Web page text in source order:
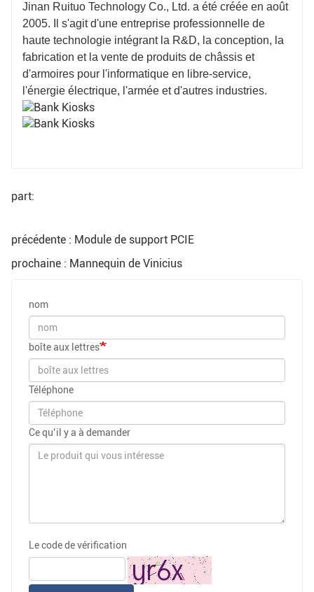
Jinan Ruituo Technology Co., Ltd. a été créée en août
2005. Il s'agit d'une entreprise professionnelle de
haute technologie intégrant la R&D, la conception, la
fabrication et la vente de produits de châssis et
d'armoires pour l'informatique en libre-service,
l'énergie électrique, l'armée et d'autres industries.
part:
précédente : Module de support PCIE
prochaine : Mannequin de Vinicius
nom
boîte aux lettres
Téléphone
Ce qu’il y a à demander
Le code de vérification